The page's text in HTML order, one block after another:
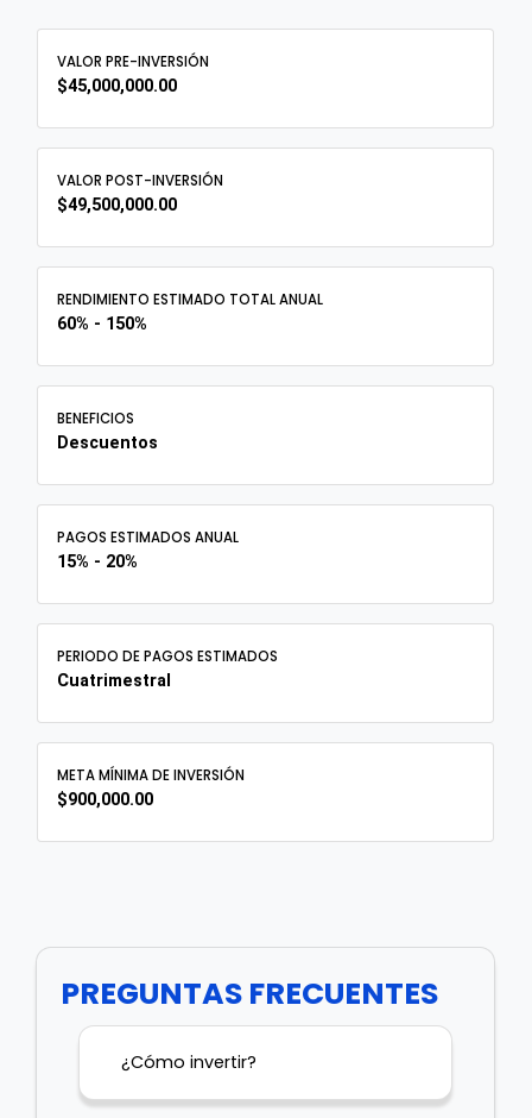
VALOR PRE-INVERSIÓN
$45,000,000.00
VALOR POST-INVERSIÓN
$49,500,000.00
RENDIMIENTO ESTIMADO TOTAL ANUAL
60% - 150%
BENEFICIOS
Descuentos
PAGOS ESTIMADOS ANUAL
15% - 20%
PERIODO DE PAGOS ESTIMADOS
Cuatrimestral
META MÍNIMA DE INVERSIÓN
$900,000.00
PREGUNTAS FRECUENTES
¿Cómo invertir?